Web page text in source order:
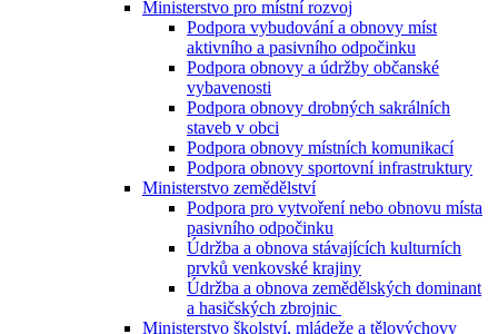
Ministerstvo pro místní rozvoj
Podpora vybudování a obnovy míst
aktivního a pasivního odpočinku
Podpora obnovy a údržby občanské
vybavenosti
Podpora obnovy drobných sakrálních
staveb v obci
Podpora obnovy místních komunikací
Podpora obnovy sportovní infrastruktury
Ministerstvo zemědělství
Podpora pro vytvoření nebo obnovu místa
pasivního odpočinku
Údržba a obnova stávajících kulturních
prvků venkovské krajiny
Údržba a obnova zemědělských dominant
a hasičských zbrojnic
Ministerstvo školství, mládeže a tělovýchovy